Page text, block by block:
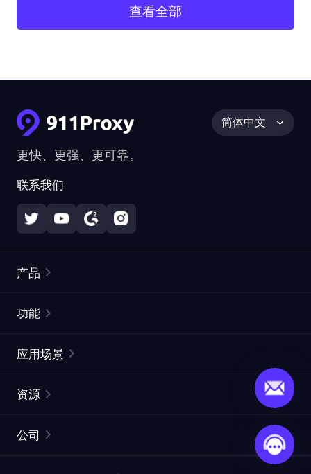
查看全部
更快、更强、更可靠。
联系我们
简体中文
产品
静态住宅代理
网页抓取 API
功能
ISP代理
ProxySite
应用场景
市场研究
资源
公司